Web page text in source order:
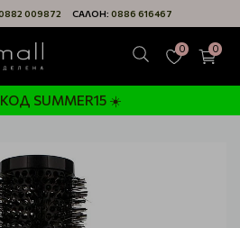
009872 САЛОН: 0886 616467
0 0
SUMMER15 ☀️